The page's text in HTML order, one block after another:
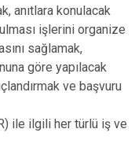
anıtlara konulacak
işlerini organize
sağlamak,
göre yapılacak
ve başvuru
ile ilgili her türlü iş ve